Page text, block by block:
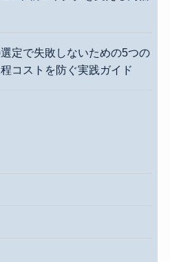
定で失敗しないための5つの
コストを防ぐ実践ガイド